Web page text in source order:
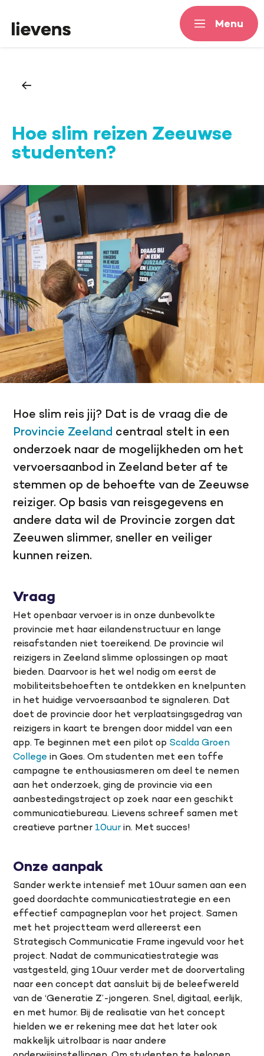
Menu
Menu
Hoe slim reizen Zeeuwse
studenten?
Hoe slim reis jij? Dat is de vraag die de
Provincie Zeeland centraal stelt in een
onderzoek naar de mogelijkheden om het
vervoersaanbod in Zeeland beter af te
stemmen op de behoefte van de Zeeuwse
reiziger. Op basis van reisgegevens en
andere data wil de Provincie zorgen dat
Zeeuwen slimmer, sneller en veiliger
kunnen reizen.
Vraag
Het openbaar vervoer is in onze dunbevolkte
provincie met haar eilandenstructuur en lange
reisafstanden niet toereikend. De provincie wil
reizigers in Zeeland slimme oplossingen op maat
bieden. Daarvoor is het wel nodig om eerst de
mobiliteitsbehoeften te ontdekken en knelpunten
in het huidige vervoersaanbod te signaleren. Dat
doet de provincie door het verplaatsingsgedrag van
reizigers in kaart te brengen door middel van een
app. Te beginnen met een pilot op Scalda Groen
College in Goes. Om studenten met een toffe
campagne te enthousiasmeren om deel te nemen
aan het onderzoek, ging de provincie via een
aanbestedingstraject op zoek naar een geschikt
communicatiebureau. Lievens schreef samen met
creatieve partner 10uur in. Met succes!
Onze aanpak
Sander werkte intensief met 10uur samen aan een
goed doordachte communicatiestrategie en een
effectief campagneplan voor het project. Samen
met het projectteam werd allereerst een
Strategisch Communicatie Frame ingevuld voor het
project. Nadat de communicatiestrategie was
vastgesteld, ging 10uur verder met de doorvertaling
naar een concept dat aansluit bij de beleefwereld
van de ‘Generatie Z’-jongeren. Snel, digitaal, eerlijk,
en met humor. Bij de realisatie van het concept
hielden we er rekening mee dat het later ook
makkelijk uitrolbaar is naar andere